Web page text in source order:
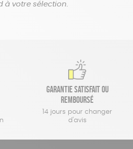
à votre sélection.
Garantie satisfait ou
remboursé
14 jours pour changer
d'avis